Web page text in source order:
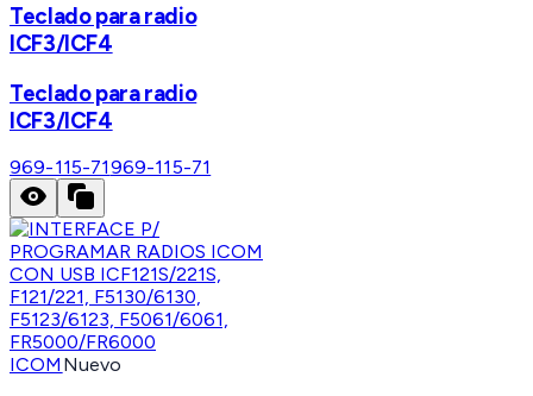
Teclado para radio
ICF3/ICF4
Teclado para radio
ICF3/ICF4
969-115-71969-115-71
ICOM Nuevo